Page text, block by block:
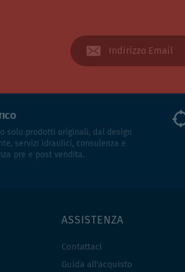
solo prodotti originali, dal design
servizi idraulici, consulenza e
pre e post vendita.
ASSISTENZA
Contattaci
Guida all'acquisto